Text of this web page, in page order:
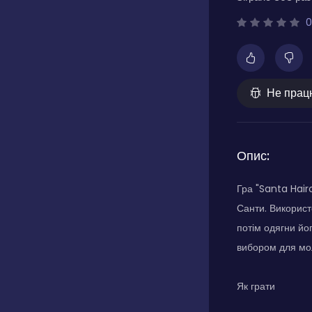
Не
Опис:
Гра "Santa
Санти.
потім одягни
вибором для
Як грати